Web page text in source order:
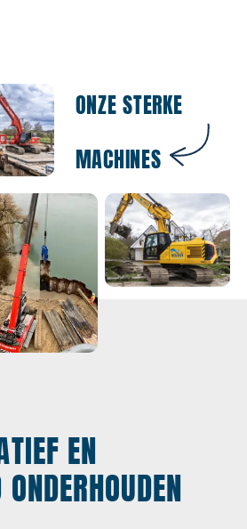
ONZE STERKE
MACHINES
EN